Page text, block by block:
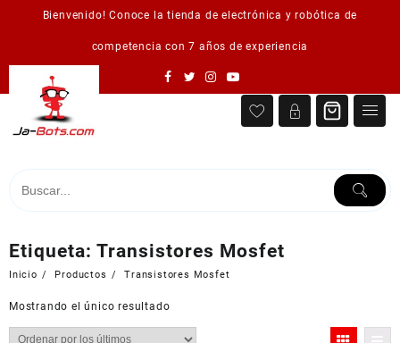
Bienvenido! Conoce la tienda de electrónica y robótica de
competencia con 7 años de experiencia
Etiqueta: Transistores Mosfet
Inicio Productos Transistores Mosfet
Mostrando el único resultado